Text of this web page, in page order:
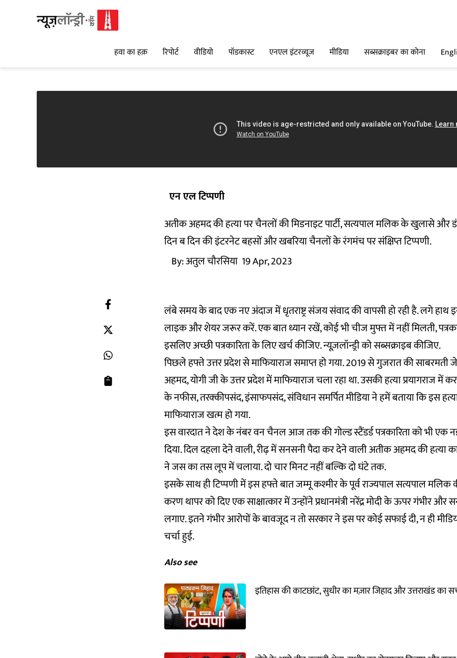
हवा का हक़ रिपोर्ट वीडियो पॉडकास्ट एनएल इंटरव्यूज मीडिया सब्सक्राइबर का कोना
एन एल टिप्पणी
अतीक अहमद की हत्या पर चैनलों की मिडनाइट पार्टी, सत्यपाल मलिक के खुलासे और
दिन ब दिन की इंटरनेट बहसों और खबरिया चैनलों के रंगमंच पर संक्षिप्त टिप्पणी.
By:अतुल चौरसिया 19 Apr, 2023
लंबे समय के बाद एक नए अंदाज में धृतराष्ट्र संजय संवाद की वापसी हो रही है. लगे हाथ
लाइक और शेयर जरूर करें. एक बात ध्यान रखें, कोई भी चीज मुफ्त में नहीं मिलती,
इसलिए अच्छी पत्रकारिता के लिए खर्च कीजिए. न्यूज़लॉन्ड्री कोसब्सक्राइबकीजिए.
पिछले हफ्ते उत्तर प्रदेश से माफियाराज समाप्त हो गया. 2019 से गुजरात की
अहमद, योगी जी के उत्तर प्रदेश में माफियाराज चला रहा था. उसकी हत्या प्रयागराज में
के नफीस, तरक्कीपसंद, इंसाफपसंद, संविधान समर्पित मीडिया ने हमें बताया कि इस
माफियाराज खत्म हो गया.
इस वारदात ने देश के नंबर वन चैनल आज तक की गोल्ड स्टैंडर्ड पत्रकारिता को भी एक
दिया. दिल दहला देने वाली, रीढ़ में सनसनी पैदा कर देने वाली अतीक अहमद की हत्या
ने जस का तस लूप में चलाया. दो चार मिनट नहीं बल्कि दो घंटे तक.
इसके साथ ही टिप्पणी में इस हफ्ते बात जम्मू कश्मीर के पूर्व राज्यपाल सत्यपाल मलिक
करण थापर को दिए एक साक्षात्कार में उन्होंने प्रधानमंत्री नरेंद्र मोदी के ऊपर गंभीर
लगाए. इतने गंभीर आरोपों के बावजूद न तो सरकार ने इस पर कोई सफाई दी, न ही
चर्चा हुई.
Also see
इतिहास की काटछांट, सुधीर का मज़ार जिहाद और उत्तराखंड का